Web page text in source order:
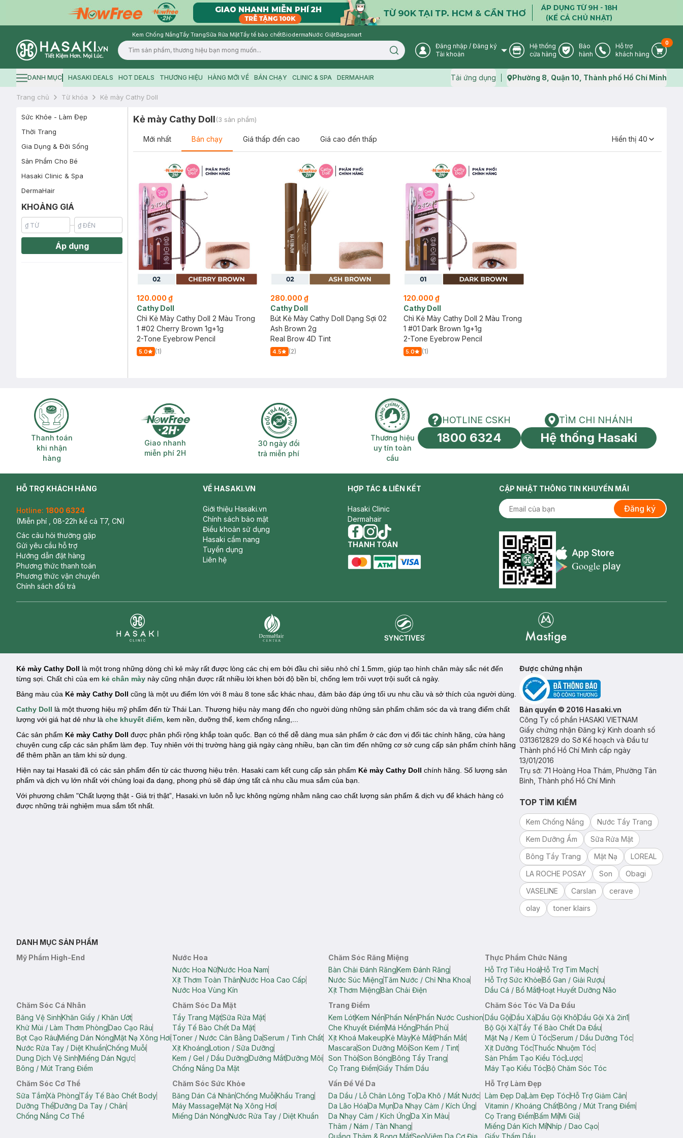
Kem Chống NắngTẩy TrangSữa Rửa MặtTẩy tế bào chếtBiodermaNước GiặtBagsmart
Logo
Search icon User Icon
Đăng nhập / Đăng ký
Tài khoản
Store Icon
Hệ thống
cửa hàng
Warranty Icon
Bảo
hành
Phone Icon
Hỗ trợ
khách hàng
Cart
0
Hamburger icon
DANH MỤC HASAKI DEALS HOT DEALS THƯƠNG HIỆU HÀNG MỚI VỀ BÁN CHẠY CLINIC & SPA DERMAHAIR Tải ứng dụng Map icon
Phường 8, Quận 10, Thành phố Hồ Chí Minh
Trang chủ Từ khóa Kẻ mày Cathy Doll
Sức Khỏe - Làm Đẹp
Thời Trang
Gia Dụng & Đời Sống
Sản Phẩm Cho Bé
Hasaki Clinic & Spa
DermaHair
KHOẢNG GIÁ
Áp dụng
Kẻ mày Cathy Doll(3 sản phẩm)
Mới nhất Bán chạy Giá thấp đến cao Giá cao đến thấp Hiển thị 40
120.000 ₫
Cathy Doll
Chì Kẻ Mày Cathy Doll 2 Màu Trong
1 #02 Cherry Brown 1g+1g
2-Tone Eyebrow Pencil
5.0 (1)
280.000 ₫
Cathy Doll
Bút Kẻ Mày Cathy Doll Dạng Sợi 02
Ash Brown 2g
Real Brow 4D Tint
4.5 (2)
120.000 ₫
Cathy Doll
Chì Kẻ Mày Cathy Doll 2 Màu Trong
1 #01 Dark Brown 1g+1g
2-Tone Eyebrow Pencil
5.0 (1)
Thanh toán khi nhận hàng
Thanh toán
khi nhận
hàng
Giao nhanh miễn phí 2H
Giao nhanh
miễn phí 2H
30 ngày đổi trả miễn phí
30 ngày đổi
trả miễn phí
Thương hiệu uy tín toàn cầu
Thương hiệu
uy tín toàn
cầu
HOTLINE CSKH
HOTLINE CSKH
1800 6324
Tìm chi nhánh
TÌM CHI NHÁNH
Hệ thống Hasaki
HỖ TRỢ KHÁCH HÀNG
Hotline: 1800 6324
(Miễn phí , 08-22h kể cả T7, CN)
Các câu hỏi thường gặp
Gửi yêu cầu hỗ trợ
Hướng dẫn đặt hàng
Phương thức thanh toán
Phương thức vận chuyển
Chính sách đổi trả
VỀ HASAKI.VN
Giới thiệu Hasaki.vn
Chính sách bảo mật
Điều khoản sử dụng
Hasaki cẩm nang
Tuyển dụng
Liên hệ
HỢP TÁC & LIÊN KẾT
Hasaki Clinic
Dermahair
facebook
instagram
tiktok
THANH TOÁN
CẬP NHẬT THÔNG TIN KHUYẾN MÃI
Đăng ký
Appstore icon
Kẻ mày Cathy Doll là một trong những dòng chì kẻ mày rất được lòng các chị em bởi đầu chì siêu nhỏ chỉ 1.5mm, giúp tạo hình chân mày sắc nét đến
từng sợi. Chất chì của em kẻ chân mày này cũng nhận được rất nhiều lời khen bởi độ bền bỉ, chống lem trôi vượt trội suốt cả ngày.
Bảng màu của Kẻ mày Cathy Doll cũng là một ưu điểm lớn với 8 màu 8 tone sắc khác nhau, đảm bảo đáp ứng tối ưu nhu cầu và sở thích của người dùng.
Cathy Doll là một thương hiệu mỹ phẩm đến từ Thái Lan. Thương hiệu này mang đến cho người dùng những sản phẩm chăm sóc da và trang điểm chất
lượng với giá hạt dẻ như là che khuyết điểm , kem nền, dưỡng thể, kem chống nắng,...
Các sản phẩm Kẻ mày Cathy Doll được phân phối rộng khắp toàn quốc. Bạn có thể dễ dàng mua sản phẩm ở các đơn vị đối tác chính hãng, cửa hàng
chuyên cung cấp các sản phẩm làm đẹp. Tuy nhiên với thị trường hàng giả ngày càng nhiều, bạn cần tìm đến những cơ sở cung cấp sản phẩm chính hãng
để thêm phần an tâm khi sử dụng.
Hiện nay tại Hasaki đã có các sản phẩm đến từ các thương hiệu trên. Hasaki cam kết cung cấp sản phẩm Kẻ mày Cathy Doll chính hãng. Số lượng sản
phẩm và dịch vụ lớn nhất với chủng loại đa dạng, phong phú sẽ đáp ứng tất cả nhu cầu mua sắm của bạn.
Với phương châm "Chất lượng thật - Giá trị thật”, Hasaki.vn luôn nỗ lực không ngừng nhằm nâng cao chất lượng sản phẩm & dịch vụ để khách hàng có
được những trải nghiệm mua sắm tốt nhất.
Được chứng nhận
Bản quyền © 2016 Hasaki.vn
Công Ty cổ phần HASAKI VIETNAM
Giấy chứng nhận Đăng ký Kinh doanh số
0313612829 do Sở Kế hoạch và Đầu tư
Thành phố Hồ Chí Minh cấp ngày
13/01/2016
Trụ sở: 71 Hoàng Hoa Thám, Phường Tân
Bình, Thành phố Hồ Chí Minh
TOP TÌM KIẾM
Kem Chống Nắng
Nước Tẩy Trang
Kem Dưỡng Ẩm
Sữa Rửa Mặt
Bông Tẩy Trang
Mặt Nạ
LOREAL
LA ROCHE POSAY
Son
Obagi
VASELINE
Carslan
cerave
olay
toner klairs
DANH MỤC SẢN PHẨM
Mỹ Phẩm High-End
Nước Hoa
Nước Hoa NữNước Hoa Nam
Xịt Thơm Toàn ThânNước Hoa Cao Cấp
Nước Hoa Vùng Kín
Chăm Sóc Răng Miệng
Bàn Chải Đánh RăngKem Đánh Răng
Nước Súc MiệngTăm Nước / Chỉ Nha Khoa
Xịt Thơm MiệngBàn Chải Điện
Thực Phẩm Chức Năng
Hỗ Trợ Tiêu HoáHỗ Trợ Tim Mạch
Hỗ Trợ Sức KhỏeBổ Gan / Giải Rượu
Dầu Cá / Bổ MắtHoạt Huyết Dưỡng Não
Chăm Sóc Cá Nhân
Băng Vệ SinhKhăn Giấy / Khăn Ướt
Khử Mùi / Làm Thơm PhòngDao Cạo Râu
Bọt Cạo RâuMiếng Dán NóngMặt Nạ Xông Hơi
Nước Rửa Tay / Diệt KhuẩnChống Muỗi
Dung Dịch Vệ SinhMiếng Dán Ngực
Bông / Mút Trang Điểm
Chăm Sóc Da Mặt
Tẩy Trang MặtSữa Rửa Mặt
Tẩy Tế Bào Chết Da Mặt
Toner / Nước Cân Bằng DaSerum / Tinh Chất
Xịt KhoángLotion / Sữa Dưỡng
Kem / Gel / Dầu DưỡngDưỡng MắtDưỡng Môi
Chống Nắng Da Mặt
Trang Điểm
Kem LótKem NềnPhấn NềnPhấn Nước Cushion
Che Khuyết ĐiểmMá HồngPhấn Phủ
Xịt Khoá MakeupKẻ MàyKẻ MắtPhấn Mắt
MascaraSon Dưỡng MôiSon Kem / Tint
Son ThỏiSon BóngBông Tẩy Trang
Cọ Trang ĐiểmGiấy Thấm Dầu
Chăm Sóc Tóc Và Da Đầu
Dầu GộiDầu XảDầu Gội KhôDầu Gội Xả 2in1
Bộ Gội XảTẩy Tế Bào Chết Da Đầu
Mặt Nạ / Kem Ủ TócSerum / Dầu Dưỡng Tóc
Xịt Dưỡng TócThuốc Nhuộm Tóc
Sản Phẩm Tạo Kiểu TócLược
Máy Tạo Kiểu TócBộ Chăm Sóc Tóc
Chăm Sóc Cơ Thể
Sữa TắmXà PhòngTẩy Tế Bào Chết Body
Dưỡng ThểDưỡng Da Tay / Chân
Chống Nắng Cơ Thể
Chăm Sóc Sức Khỏe
Băng Dán Cá NhânChống MuỗiKhẩu Trang
Máy MassageMặt Nạ Xông Hơi
Miếng Dán NóngNước Rửa Tay / Diệt Khuẩn
Vấn Đề Về Da
Da Dầu / Lỗ Chân Lông ToDa Khô / Mất Nước
Da Lão HóaDa MụnDa Nhạy Cảm / Kích Ứng
Da Nhạy Cảm / Kích ỨngDa Xỉn Màu
Thâm / Nám / Tàn Nhang
Quầng Thâm & Bọng MắtSẹoViêm Da Cơ Địa
Hỗ Trợ Làm Đẹp
Làm Đẹp DaLàm Đẹp TócHỗ Trợ Giảm Cân
Vitamin / Khoáng ChấtBông / Mút Trang Điểm
Cọ Trang ĐiểmBấm MiMi Giả
Miếng Dán Kích MíNhíp / Dao Cạo
Giấy Thấm Dầu